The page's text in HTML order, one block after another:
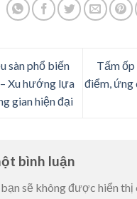
sàn phổ biến
Xu hướng lựa
gian hiện đại
Tấm
điểm, ứng
bình luận
sẽ không được hiển thị